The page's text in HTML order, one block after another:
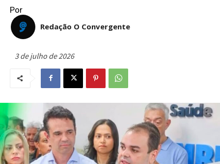
Por
Redação O Convergente
3 de julho de 2026